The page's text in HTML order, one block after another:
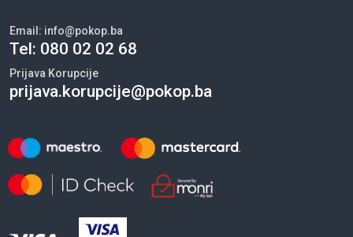
Email: info@pokop.ba
Tel: 080 02 02 68
Prijava Korupcije
prijava.korupcije@pokop.ba